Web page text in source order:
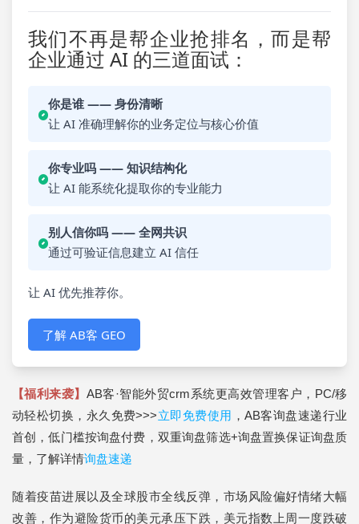
我们不再是帮企业抢排名，而是帮
企业通过 AI 的三道面试：
你是谁 —— 身份清晰
让 AI 准确理解你的业务定位与核心价值
你专业吗 —— 知识结构化
让 AI 能系统化提取你的专业能力
别人信你吗 —— 全网共识
通过可验证信息建立 AI 信任
让 AI 优先推荐你。
了解 AB客 GEO
【福利来袭】 AB客·智能外贸crm系统更高效管理客户，PC/移
动轻松切换，永久免费>>>立即免费使用 ，AB客询盘速递行业
首创，低门槛按询盘付费，双重询盘筛选+询盘置换保证询盘质
量，了解详情询盘速递
随着疫苗进展以及全球股市全线反弹，市场风险偏好情绪大幅
改善，作为避险货币的美元承压下跌，美元指数上周一度跌破